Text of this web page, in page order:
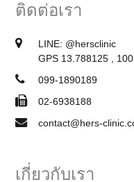
ติดต่อเรา
LINE: @hersclinic
GPS 13.788125 ,
099-1890189
02-6938188
contact@hers-
เกี่ยวกับเรา